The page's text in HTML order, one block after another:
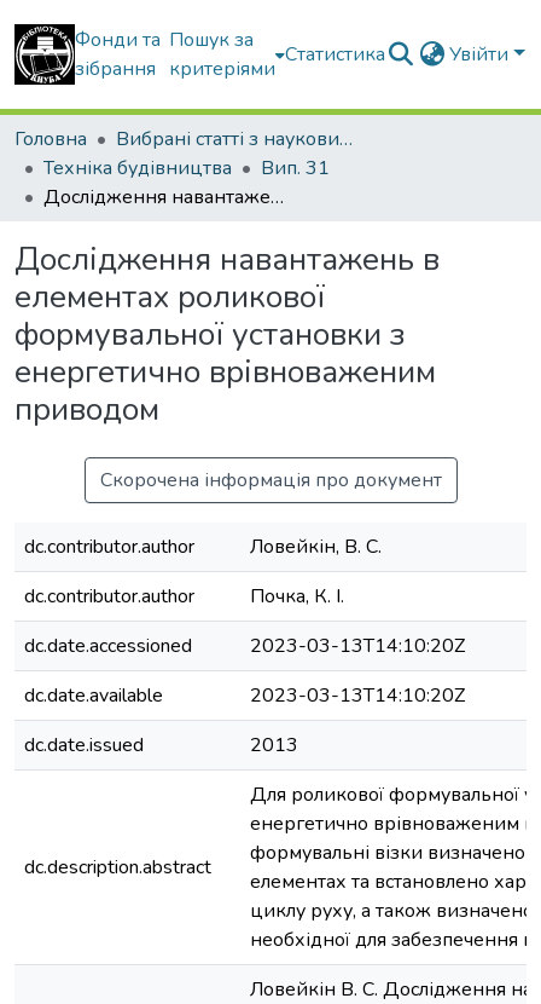
Фонди та
зібрання
Пошук за
критеріями
Статистика Увійти
Головна
Вибрані статті з наукових збірників КНУБА
Техніка будівництва
Вип. 31
Дослідження навантажень в елементах роликової формувальної установки з енергетично врівноваженим приводом
Дослідження навантажень в
елементах роликової
формувальної установки з
енергетично врівноваженим
приводом
Скорочена інформація про документ
dc.contributor.author
Ловейкін, В. С.
dc.contributor.author
Почка, К. І.
dc.date.accessioned
2023-03-13T14:10:20Z
dc.date.available
2023-03-13T14:10:20Z
dc.date.issued
2013
dc.description.abstract
Для роликової формувальної
енергетично врівноваженим
формувальні візки визначено
елементах та встановлено
циклу руху, а також визначено
необхідної для забезпечення
Ловейкін В. С. Дослідження